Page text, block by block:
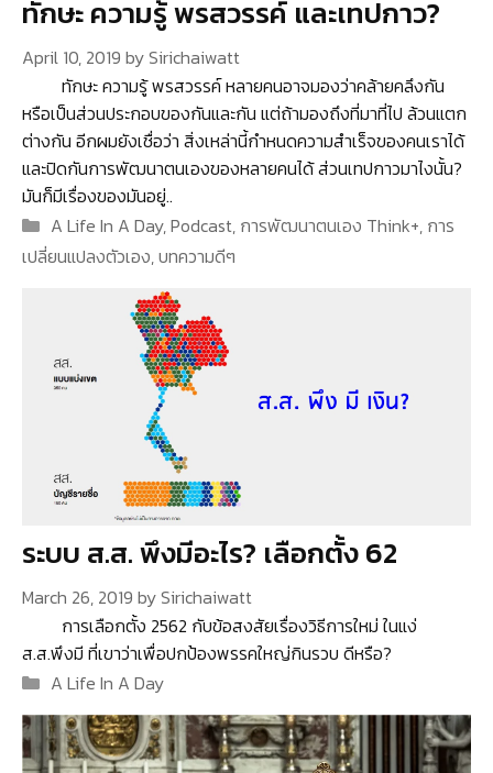
ทักษะ ความรู้ พรสวรรค์ และเทปกาว?
April 10, 2019 bySirichaiwatt
ทักษะ ความรู้ พรสวรรค์ หลายคนอาจมองว่าคล้ายคลึงกัน
หรือเป็นส่วนประกอบของกันและกัน แต่ถ้ามองถึงที่มาที่ไป ล้วนแตก
ต่างกัน อีกผมยังเชื่อว่า สิ่งเหล่านี้กำหนดความสำเร็จของคนเราได้
และปิดกันการพัฒนาตนเองของหลายคนได้ ส่วนเทปกาวมาไงนั้น?
มันก็มีเรื่องของมันอยู่..
Categories
A Life In A Day,Podcast, การพัฒนาตนเอง Think+, การ
เปลี่ยนแปลงตัวเอง,บทความดีๆ
ระบบ ส.ส. พึงมีอะไร? เลือกตั้ง 62
March 26, 2019 bySirichaiwatt
การเลือกตั้ง 2562 กับข้อสงสัยเรื่องวิธีการใหม่ ในแง่
ส.ส.พึงมี ที่เขาว่าเพื่อปกป้องพรรคใหญ่กินรวบ ดีหรือ?
Categories
A Life In A Day